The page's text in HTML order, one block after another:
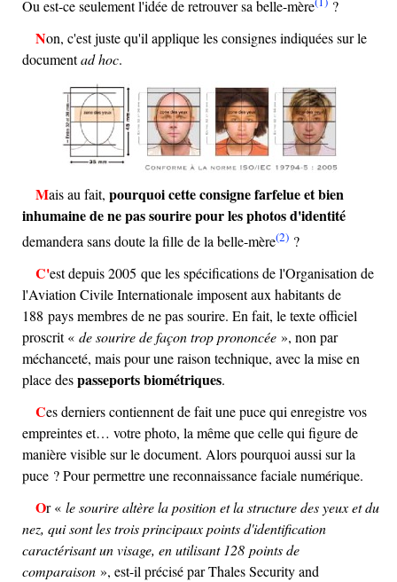
Ou est-ce seulement l'idée de retrouver sa belle-mère
?
Non, c'est juste qu'il applique les consignes indiquées sur le
documentad hoc.
Mais au fait, pourquoi cette consigne farfelue et bien
inhumaine de ne pas sourire pour les photos d'identité
demandera sans doute la fille de la belle-mère(2) ?
C'est depuis 2005 que les spécifications de l'Organisation de
l'Aviation Civile Internationale imposent aux habitants de
188 pays membres de ne pas sourire. En fait, le texte officiel
proscrit « de sourire de façon trop prononcée », non par
méchanceté, mais pour une raison technique, avec la mise en
place despasseports biométriques.
Ces derniers contiennent de fait une puce qui enregistre vos
empreintes et… votre photo, la même que celle qui figure de
manière visible sur le document. Alors pourquoi aussi sur la
puce ? Pour permettre une reconnaissance faciale numérique.
Or « le sourire altère la position et la structure des yeux et du
nez, qui sont les trois principaux points d'identification
caractérisant un visage, en utilisant 128 points de
comparaison », est-il précisé par Thales Security and